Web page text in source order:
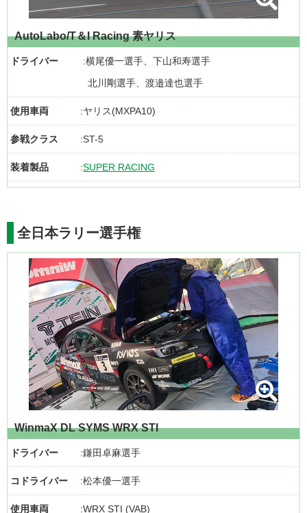
AutoLabo/T＆I Racing 素ヤリス
ドライバー
横尾優一選手、下山和寿選手
北川剛選手、渡邉達也選手
使用車両 ヤリス(MXPA10)
参戦クラス ST-5
装着製品 SUPER RACING
全日本ラリー選手権
WinmaX DL SYMS WRX STI
ドライバー 鎌田卓麻選手
コドライバー 松本優一選手
使用車両 WRX STI (VAB)